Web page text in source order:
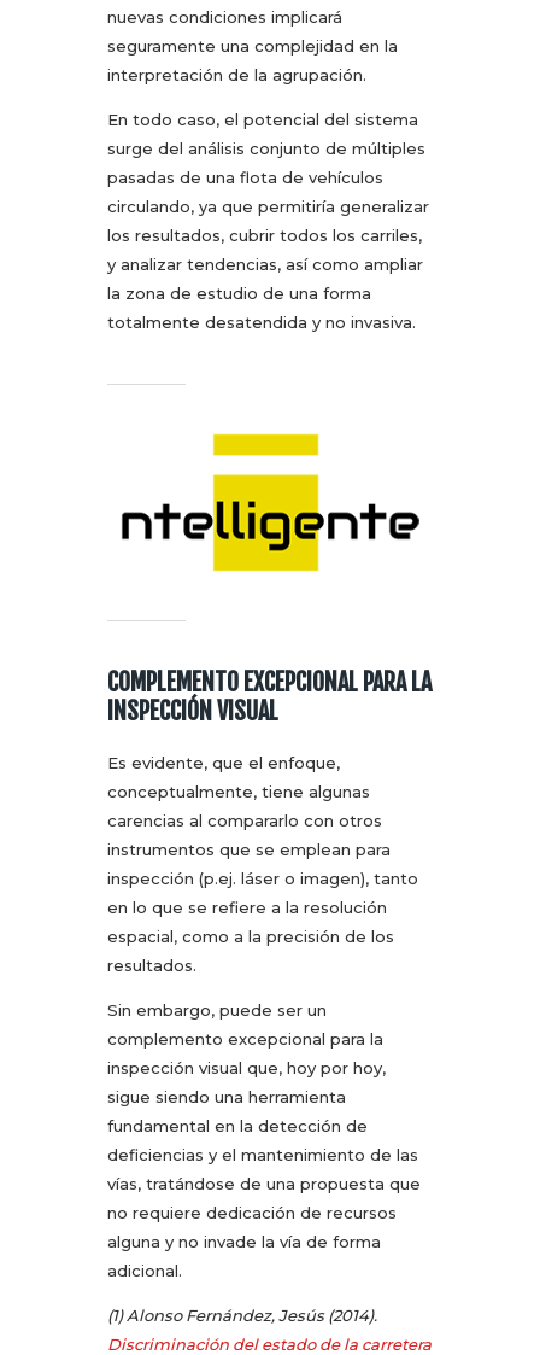
nuevas condiciones implicará
seguramente una complejidad en la
interpretación de la agrupación.
En todo caso, el potencial del sistema
surge del análisis conjunto de múltiples
pasadas de una flota de vehículos
circulando, ya que permitiría generalizar
los resultados, cubrir todos los carriles,
y analizar tendencias, así como ampliar
la zona de estudio de una forma
totalmente desatendida y no invasiva.
COMPLEMENTO EXCEPCIONAL PARA LA
INSPECCIÓN VISUAL
Es evidente, que el enfoque,
conceptualmente, tiene algunas
carencias al compararlo con otros
instrumentos que se emplean para
inspección (p.ej. láser o imagen), tanto
en lo que se refiere a la resolución
espacial, como a la precisión de los
resultados.
Sin embargo, puede ser un
complemento excepcional para la
inspección visual que, hoy por hoy,
sigue siendo una herramienta
fundamental en la detección de
deficiencias y el mantenimiento de las
vías, tratándose de una propuesta que
no requiere dedicación de recursos
alguna y no invade la vía de forma
adicional.
(1) Alonso Fernández, Jesús (2014).
Discriminación del estado de la carretera